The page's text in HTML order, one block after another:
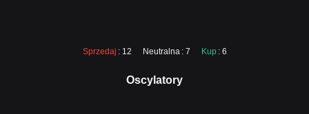
Sprzedaj : 12 Neutralna : 7 Kup : 6
Oscylatory